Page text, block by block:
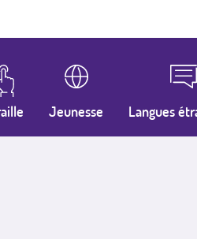
Jeunesse Langues